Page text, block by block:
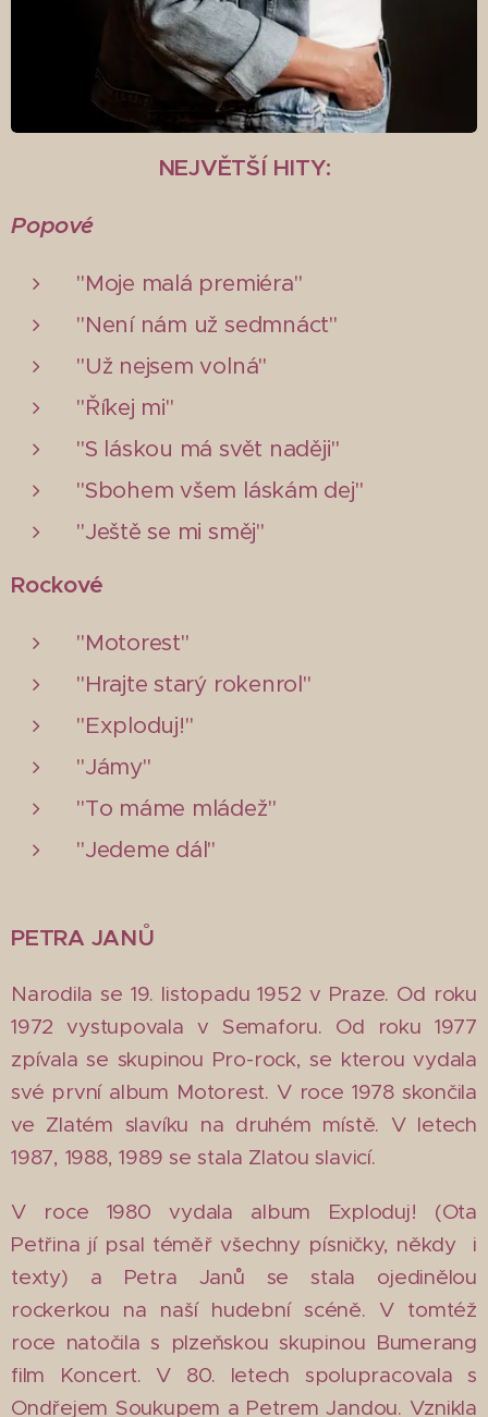
NEJVĚTŠÍ HITY:
Popové
"Moje malá premiéra"
"Není nám už sedmnáct"
"Už nejsem volná"
"Říkej mi"
"S láskou má svět naději"
"Sbohem všem láskám dej"
"Ještě se mi směj"
Rockové
"Motorest"
"Hrajte starý rokenrol"
"Exploduj!"
"Jámy"
"To máme mládež"
"Jedeme dál"
PETRA JANŮ
Narodila se 19. listopadu 1952 v Praze. Od roku
1972 vystupovala v Semaforu. Od roku 1977
zpívala se skupinou Pro-rock, se kterou vydala
své první album Motorest. V roce 1978 skončila
ve Zlatém slavíku na druhém místě. V letech
1987, 1988, 1989 se stala Zlatou slavicí.
V roce 1980 vydala album Exploduj! (Ota
Petřina jí psal téměř všechny písničky, někdy i
texty) a Petra Janů se stala ojedinělou
rockerkou na naší hudební scéně. V tomtéž
roce natočila s plzeňskou skupinou Bumerang
film Koncert. V 80. letech spolupracovala s
Ondřejem Soukupem a Petrem Jandou. Vznikla